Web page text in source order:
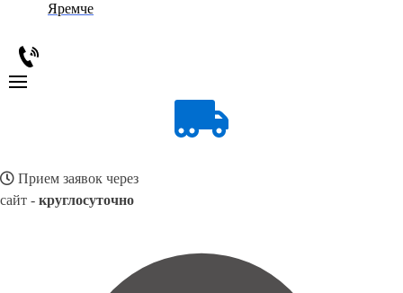
Яремче
Прием заявок через
сайт - круглосуточно